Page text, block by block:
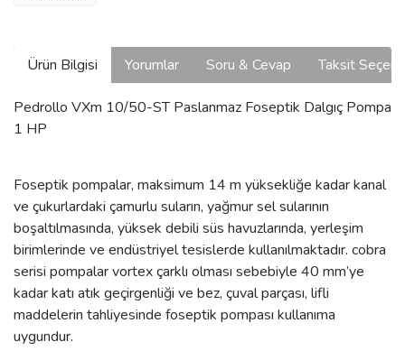
Ürün Bilgisi Yorumlar Soru & Cevap Taksit
Pedrollo VXm 10/50-ST Paslanmaz Foseptik Dalgıç Pompa
1 HP
Foseptik pompalar, maksimum 14 m yüksekliğe kadar kanal
ve çukurlardaki çamurlu suların, yağmur sel sularının
boşaltılmasında, yüksek debili süs havuzlarında, yerleşim
birimlerinde ve endüstriyel tesislerde kullanılmaktadır. cobra
serisi pompalar vortex çarklı olması sebebiyle 40 mm’ye
kadar katı atık geçirgenliği ve bez, çuval parçası, lifli
maddelerin tahliyesinde foseptik pompası kullanıma
uygundur.